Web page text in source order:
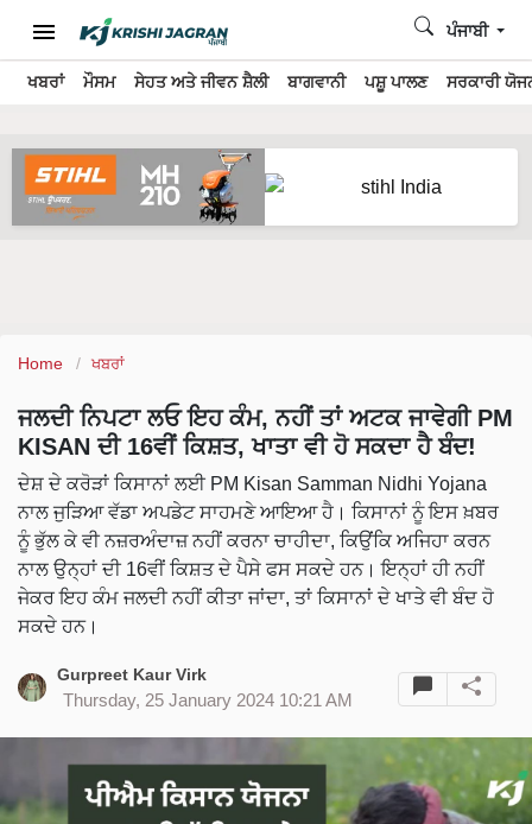
ਖਬਰਾਂ ਮੌਸਮ ਸੇਹਤ ਅਤੇ ਜੀਵਨ ਸ਼ੈਲੀ ਬਾਗਵਾਨੀ ਪਸ਼ੂ ਪਾਲਣ ਸਰਕਾਰੀ
ਪੰਜਾਬੀ
Home ਖਬਰਾਂ
ਜਲਦੀ ਨਿਪਟਾ ਲਓ ਇਹ ਕੰਮ, ਨਹੀਂ ਤਾਂ ਅਟਕ ਜਾਵੇਗੀ PM
KISAN ਦੀ 16ਵੀਂ ਕਿਸ਼ਤ, ਖਾਤਾ ਵੀ ਹੋ ਸਕਦਾ ਹੈ ਬੰਦ!
ਦੇਸ਼ ਦੇ ਕਰੋੜਾਂ ਕਿਸਾਨਾਂ ਲਈ PM Kisan Samman Nidhi Yojana
ਨਾਲ ਜੁੜਿਆ ਵੱਡਾ ਅਪਡੇਟ ਸਾਹਮਣੇ ਆਇਆ ਹੈ। ਕਿਸਾਨਾਂ ਨੂੰ ਇਸ ਖ਼ਬਰ
ਨੂੰ ਭੁੱਲ ਕੇ ਵੀ ਨਜ਼ਰਅੰਦਾਜ਼ ਨਹੀਂ ਕਰਨਾ ਚਾਹੀਦਾ, ਕਿਉਂਕਿ ਅਜਿਹਾ ਕਰਨ
ਨਾਲ ਉਨ੍ਹਾਂ ਦੀ 16ਵੀਂ ਕਿਸ਼ਤ ਦੇ ਪੈਸੇ ਫਸ ਸਕਦੇ ਹਨ। ਇਨ੍ਹਾਂ ਹੀ ਨਹੀਂ
ਜੇਕਰ ਇਹ ਕੰਮ ਜਲਦੀ ਨਹੀਂ ਕੀਤਾ ਜਾਂਦਾ, ਤਾਂ ਕਿਸਾਨਾਂ ਦੇ ਖਾਤੇ ਵੀ ਬੰਦ ਹੋ
ਸਕਦੇ ਹਨ।
Gurpreet Kaur Virk
Thursday, 25 January 2024 10:21 AM